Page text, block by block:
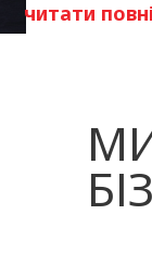
читати